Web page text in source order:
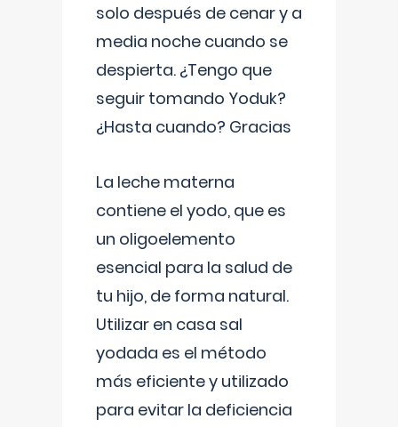
solo después de cenar y a
media noche cuando se
despierta. ¿Tengo que
seguir tomando Yoduk?
¿Hasta cuando? Gracias
La leche materna
contiene el yodo, que es
un oligoelemento
esencial para la salud de
tu hijo, de forma natural.
Utilizar en casa sal
yodada es el método
más eficiente y utilizado
para evitar la deficiencia